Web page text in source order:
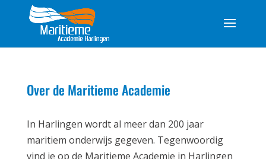
Over de Maritieme Academie
In Harlingen wordt al meer dan 200 jaar
maritiem onderwijs gegeven. Tegenwoordig
vind je op de Maritieme Academie in Harlingen